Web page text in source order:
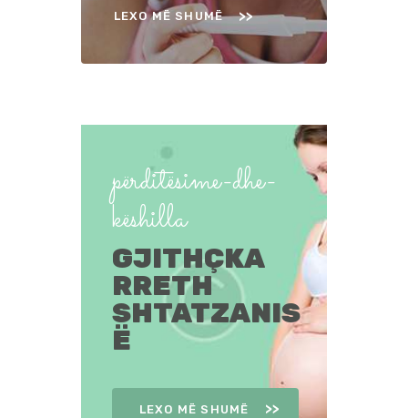
LEXO MË SHUMË
përditësime-dhe-
këshilla
GJITHÇKA
RRETH
SHTATZANIS
Ë
LEXO MË SHUMË